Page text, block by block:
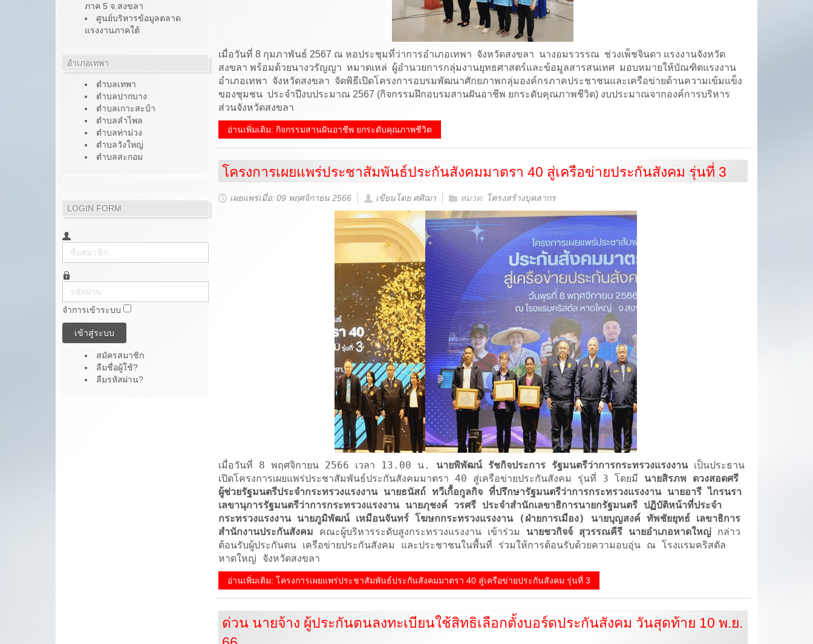
ภาค 5 จ.สงขลา
ศูนย์บริหารข้อมูลตลาด
แรงงานภาคใต้
อำเภอเทพา
ตำบลเทพา
ตำบลปากบาง
ตำบลเกาะสะบ้า
ตำบลลำไพล
ตำบลท่าม่วง
ตำบลวังใหญ่
ตำบลสะกอม
LOGIN FORM
ชื่อ
สมาชิก
รหัส
ผ่าน
จำการเข้าระบบ
เข้าสู่ระบบ
สมัครสมาชิก
ลืมชื่อผู้ใช้?
ลืมรหัสผ่าน?
เมื่อวันที่ 8 กุมภาพันธ์ 2567 ณ หอประชุมที่ว่าการอำเภอเทพา จังหวัดสงขลา นางอมรวรรณ ช่วงเพ็ชจินดา แรงงานจังหวัด
สงขลา พร้อมด้วยนางวรัญญา หมาดเหล่ ผู้อำนวยการกลุ่มงานยุทธศาสตร์และข้อมูลสารสนเทศ มอบหมายให้บัณฑิตแรงงาน
อำเภอเทพา จังหวัดสงขลา จัดพิธีเปิดโครงการอบรมพัฒนาศักยภาพกลุ่มองค์กรภาคประชาชนและเครือข่ายด้านความเข้มแข็ง
ของชุมชน ประจำปีงบประมาณ 2567 (กิจกรรมฝึกอบรมสานฝันอาชีพ ยกระดับคุณภาพชีวิต) งบประมาณจากองค์การบริหาร
ส่วนจังหวัดสงขลา
อ่านเพิ่มเติม: กิจกรรมสานฝันอาชีพ ยกระดับคุณภาพชีวิต
โครงการเผยแพร่ประชาสัมพันธ์ประกันสังคมมาตรา 40 สู่เครือข่ายประกันสังคม รุ่นที่ 3
เผยแพร่เมื่อ: 09 พฤศจิกายน 2566 เขียนโดย ศศิฌา หมวด: โครงสร้างบุคลากร
เมื่อวันที่ 8 พฤศจิกายน 2566 เวลา 13.00 น. นายพิพัฒน์ รัชกิจประการ รัฐมนตรีว่าการกระทรวงแรงงานเป็นประธาน
เปิดโครงการเผยแพร่ประชาสัมพันธ์ประกันสังคมมาตรา 40 สู่เครือข่ายประกันสังคม รุ่นที่ 3 โดยมี นายสิรภพ ดวงสอดศรี
ผู้ช่วยรัฐมนตรีประจำกระทรวงแรงงาน นายธนัสถ์ ทวีเกื้อกูลกิจ ที่ปรึกษารัฐมนตรีว่าการกระทรวงแรงงาน นายอารี ไกรนรา
เลขานุการรัฐมนตรีว่าการกระทรวงแรงงาน นายภุชงค์ วรศรี ประจำสำนักเลขาธิการนายกรัฐมนตรี ปฏิบัติหน้าที่ประจำ
กระทรวงแรงงาน นายภูมิพัฒน์ เหมือนจันทร์ โฆษกกระทรวงแรงงาน (ฝ่ายการเมือง) นายบุญสงค์ ทัพชัยยุทธ์ เลขาธิการ
สำนักงานประกันสังคม คณะผู้บริหารระดับสูงกระทรวงแรงงาน เข้าร่วม นายชวกิจจ์ สุวรรณคีรี นายอำเภอหาดใหญ่กล่าว
ต้อนรับผู้ประกันตน เครือข่ายประกันสังคม และประชาชนในพื้นที่ ร่วมให้การต้อนรับด้วยความอบอุ่น ณ โรงเเรมคริสตัล
หาดใหญ่ จังหวัดสงขลา
อ่านเพิ่มเติม: โครงการเผยแพร่ประชาสัมพันธ์ประกันสังคมมาตรา 40 สู่เครือข่ายประกันสังคม รุ่นที่ 3
ด่วน นายจ้าง ผู้ประกันตนลงทะเบียนใช้สิทธิเลือกตั้งบอร์ดประกันสังคม วันสุดท้าย 10 พ.ย.